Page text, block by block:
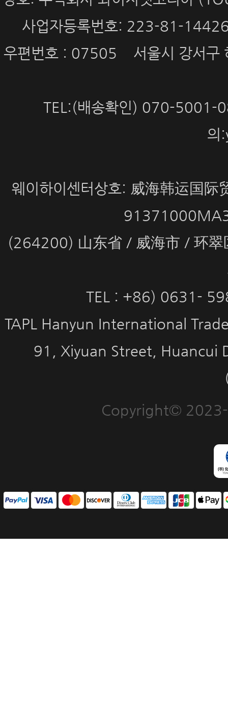
사업자등록번호: 223-81-
우편번호 : 07505 서울시 강서구
TEL:(배송확인) 070-
의
웨이하이센터상호: 威海韩运国
(264200) 山东省 / 威海市 / 环
TEL : +86) 0631-
TAPL Hanyun International
91, Xiyuan Street, Huancui
Copyright©